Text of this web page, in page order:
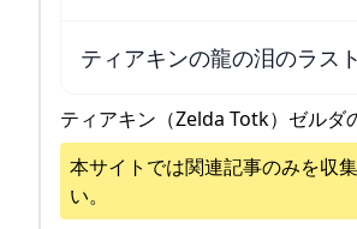
ティアキンの龍の泪のラス
ティアキン（Zelda Totk）ゼルダ
本サイトでは関連記事のみを収集
い。